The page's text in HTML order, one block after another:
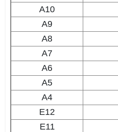
A10
A9
A8
A7
A6
A5
A4
E12
E11